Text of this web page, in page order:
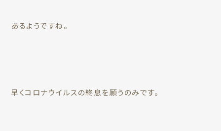
あるようですね。
早くコロナウイルスの終息を願うのみです。